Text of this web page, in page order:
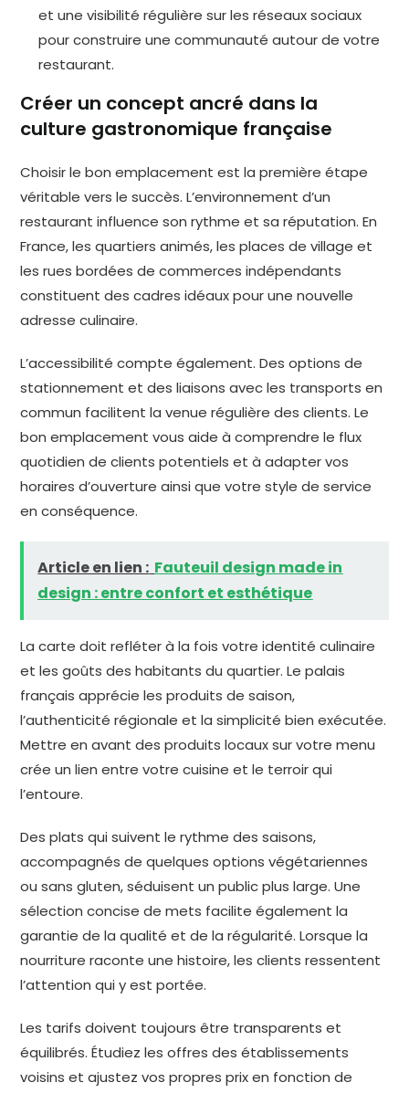
et une visibilité régulière sur les réseaux sociaux
pour construire une communauté autour de votre
restaurant.
Créer un concept ancré dans la
culture gastronomique française
Choisir le bon emplacement est la première étape
véritable vers le succès. L’environnement d’un
restaurant influence son rythme et sa réputation. En
France, les quartiers animés, les places de village et
les rues bordées de commerces indépendants
constituent des cadres idéaux pour une nouvelle
adresse culinaire.
L’accessibilité compte également. Des options de
stationnement et des liaisons avec les transports en
commun facilitent la venue régulière des clients. Le
bon emplacement vous aide à comprendre le flux
quotidien de clients potentiels et à adapter vos
horaires d’ouverture ainsi que votre style de service
en conséquence.
Article en lien : Fauteuil design made in
design : entre confort et esthétique
La carte doit refléter à la fois votre identité culinaire
et les goûts des habitants du quartier. Le palais
français apprécie les produits de saison,
l’authenticité régionale et la simplicité bien exécutée.
Mettre en avant des produits locaux sur votre menu
crée un lien entre votre cuisine et le terroir qui
l’entoure.
Des plats qui suivent le rythme des saisons,
accompagnés de quelques options végétariennes
ou sans gluten, séduisent un public plus large. Une
sélection concise de mets facilite également la
garantie de la qualité et de la régularité. Lorsque la
nourriture raconte une histoire, les clients ressentent
l’attention qui y est portée.
Les tarifs doivent toujours être transparents et
équilibrés. Étudiez les offres des établissements
voisins et ajustez vos propres prix en fonction de